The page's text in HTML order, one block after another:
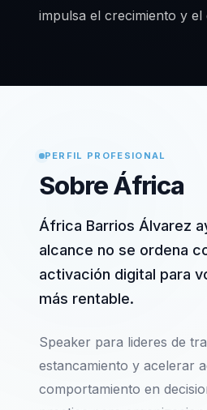
impulsa el crecimiento y
PERFIL PROFESIONAL
Sobre África
África Barrios Álvarez
alcance no se ordena
activación digital para
más rentable.
Speaker para lideres de
estancamiento y acelerar
comportamiento en